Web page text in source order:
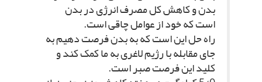
بدن و کاهش کل مصرف انرژى در بدن
است که خود از عوامل چاقى است.
راه حل این است که به بدن فرصت دهیم به
جاى مقابله با رژیم لاغرى به ما کمک کند و
کلید این فرصت صبر است.